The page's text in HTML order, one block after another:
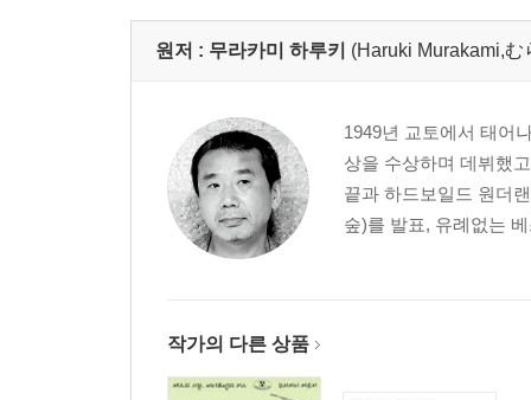
원저 : 무라카미 하루키 (Haruki Murakami,
1949년 교토에서 태어
상을 수상하며 데뷔했
끝과 하드보일드 원더
숲)를 발표, 유례없는
작가의 다른 상품